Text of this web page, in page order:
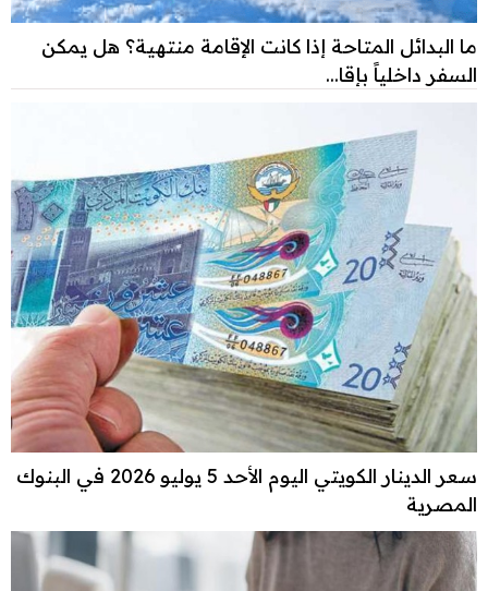
ما البدائل المتاحة إذا كانت الإقامة منتهية؟ هل يمكن
السفر داخلياً بإقا...
سعر الدينار الكويتي اليوم الأحد 5 يوليو 2026 في البنوك
المصرية